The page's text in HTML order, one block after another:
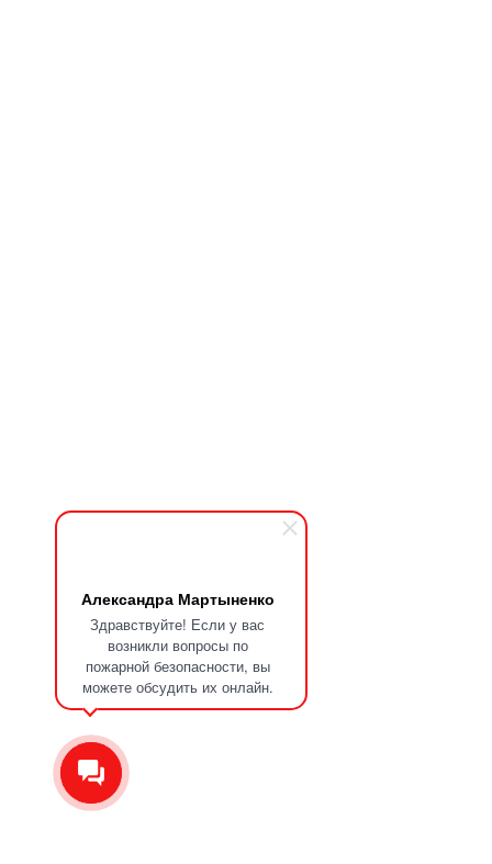
Александра Мартыненко
Здравствуйте! Если у вас
возникли вопросы по
пожарной безопасности, вы
можете обсудить их онлайн.